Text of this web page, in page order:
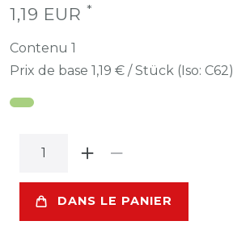
1,19 EUR *
Contenu 1
Prix de base 1,19 € / Stück (Iso: C62)
DANS LE PANIER